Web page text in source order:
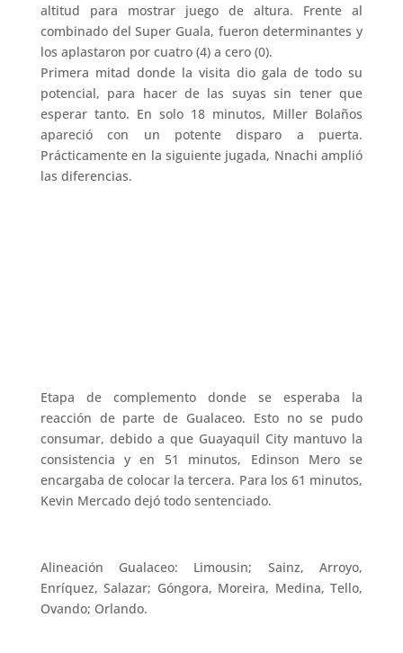
altitud para mostrar juego de altura. Frente al
combinado del Super Guala, fueron determinantes y
los aplastaron por cuatro (4) a cero (0).
Primera mitad donde la visita dio gala de todo su
potencial, para hacer de las suyas sin tener que
esperar tanto. En solo 18 minutos, Miller Bolaños
apareció con un potente disparo a puerta.
Prácticamente en la siguiente jugada, Nnachi amplió
las diferencias.
Etapa de complemento donde se esperaba la
reacción de parte de Gualaceo. Esto no se pudo
consumar, debido a que Guayaquil City mantuvo la
consistencia y en 51 minutos, Edinson Mero se
encargaba de colocar la tercera. Para los 61 minutos,
Kevin Mercado dejó todo sentenciado.
Alineación Gualaceo: Limousin; Sainz, Arroyo,
Enríquez, Salazar; Góngora, Moreira, Medina, Tello,
Ovando; Orlando.